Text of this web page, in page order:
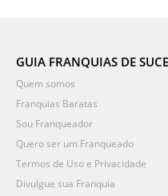
GUIA FRANQUIAS DE
Quem somos
Franquias Baratas
Sou Franqueador
Quero ser um Franqueado
Termos de Uso e Privacidade
Divulgue sua Franquia